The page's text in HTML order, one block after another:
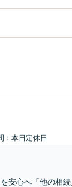
：本日定休日
安心へ「他の相